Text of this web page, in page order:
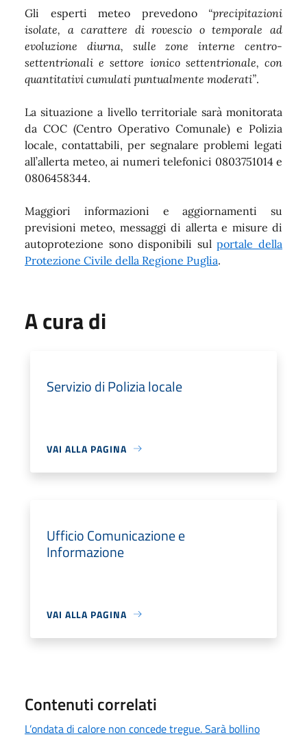
Gli esperti meteo prevedono “precipitazioni
isolate, a carattere di rovescio o temporale ad
evoluzione diurna, sulle zone interne centro-
settentrionali e settore ionico settentrionale, con
quantitativi cumulati puntualmente moderati”.
La situazione a livello territoriale sarà monitorata
da COC (Centro Operativo Comunale) e Polizia
locale, contattabili, per segnalare problemi legati
all’allerta meteo, ai numeri telefonici 0803751014 e
0806458344.
Maggiori informazioni e aggiornamenti su
previsioni meteo, messaggi di allerta e misure di
autoprotezione sono disponibili sulportale della
Protezione Civile della Regione Puglia.
A cura di
Servizio di Polizia locale
VAI ALLA PAGINA
Ufficio Comunicazione e
Informazione
VAI ALLA PAGINA
Contenuti correlati
L’ondata di calore non concede tregue. Sarà bollino